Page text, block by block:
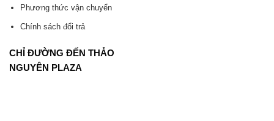
Phương thức vận chuyển
Chính sách đổi trả
CHỈ ĐƯỜNG ĐẾN THẢO
NGUYÊN PLAZA